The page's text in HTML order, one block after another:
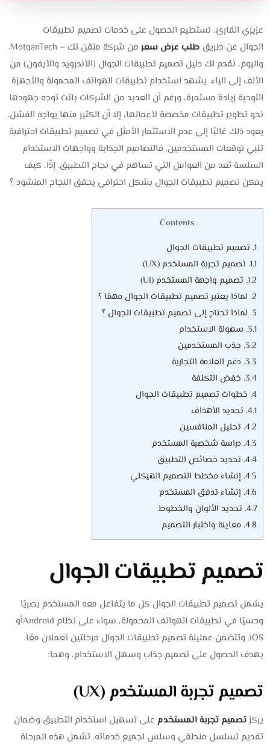
عزيزي القارئ، تستطيع الحصول على خدمات تصميم تطبيقات
الجوال عن طريق طلب عرض سعر
من شركة متقن تك – MotqanTech.
واليوم، نقدم لك دليل تصميم تطبيقات الجوال (الأندرويد والأيفون) من
الألف إلى الياء. يشهد استخدام تطبيقات الهواتف المحمولة والأجهزة
اللوحية زيادة مستمرة، ورغم أن العديد من الشركات باتت توجه جهودها
نحو تطوير تطبيقات مخصصة لأعمالها، إلا أن الكثير منها يواجه الفشل.
يعود ذلك غالبًا إلى عدم الاستثمار الأمثل في تصميم تطبيقات احترافية
تلبي توقعات المستخدمين. فالتصاميم الجذابة وواجهات الاستخدام
السلسة تعد من العوامل التي تساهم في نجاح التطبيق. إذًا، كيف
يمكن تصميم تطبيقات الجوال بشكل احترافي يحقق النجاح المنشود ؟
Contents
1. تصميم تطبيقات الجوال
1.1. تصميم تجربة المستخدم (UX)
1.2. تصميم واجهة المستخدم (UI)
2. لماذا يعتبر تصميم تطبيقات الجوال مهمًا ؟
3. لماذا تحتاج إلى تصميم تطبيقات الجوال ؟
3.1. سهولة الاستخدام
3.2. جذب المستخدمين
3.3. دعم العلامة التجارية
3.4. خفض التكلفة
4. خطوات تصميم تطبيقات الجوال
4.1. تحديد الأهداف
4.2. تحليل المنافسين
4.3. دراسة شخصية المستخدم
4.4. تحديد خصائص التطبيق
4.5. إنشاء مخطط التصميم الهيكلي
4.6. إنشاء تدفق المستخدم
4.7. تحديد الألوان والخطوط
4.8. معاينة واختبار التصميم
تصميم تطبيقات الجوال
يشمل تصميم تطبيقات الجوال كل ما يتفاعل معه المستخدم بصريًا
وحسيًا في تطبيقات الهواتف المحمولة، سواء على نظام Androidأو
iOS. وتتضمن عمليلة تصميم تطبيقات الجوال مرحلتين تعملان معًا
بهدف الحصول على تصميم جذاب وسهل الاستخدام، وهما:
تصميم تجربة المستخدم (UX)
يركزتصميم تجربة المستخدم على تسهيل استخدام التطبيق وضمان
تقديم تسلسل منطقي وسلس لجميع خدماته. تشمل هذه المرحلة